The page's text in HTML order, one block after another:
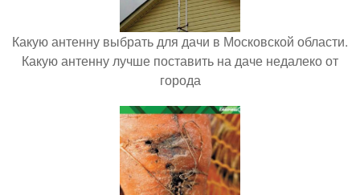
Какую антенну выбрать для дачи в Московской области.
Какую антенну лучше поставить на даче недалеко от
города